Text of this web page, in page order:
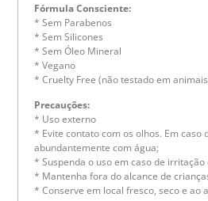
Fórmula Consciente:
* Sem Parabenos
* Sem Silicones
* Sem Óleo Mineral
* Vegano
* Cruelty Free (não testado em
Precauções:
* Uso externo
* Evite contato com os olhos. Em caso
abundantemente com água;
* Suspenda o uso em caso de
* Mantenha fora do alcance de
* Conserve em local fresco, seco e ao